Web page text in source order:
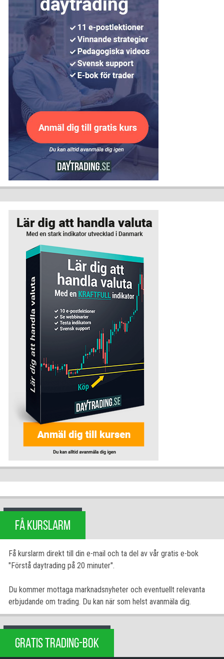
FÅ KURSLARM
Få kurslarm direkt till din e-mail och ta del av vår gratis e-bok
"Förstå daytrading på 20 minuter".
Du kommer mottaga marknadsnyheter och eventuellt relevanta
erbjudande om trading. Du kan när som helst avanmäla dig.
GRATIS TRADING-BOK